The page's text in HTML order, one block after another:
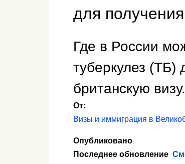
для
Где в России
туберкулез (ТБ)
британскую визу.
От:
Визы и иммиграция в
Опубликовано
Последнее обновление